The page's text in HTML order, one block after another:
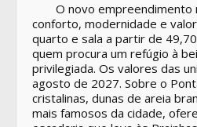
O novo empreendimento
conforto, modernidade e
quarto e sala a partir de
quem procura um refúgio à
privilegiada. Os valores das
agosto de 2027. Sobre o
cristalinas, dunas de areia
mais famosos da cidade,